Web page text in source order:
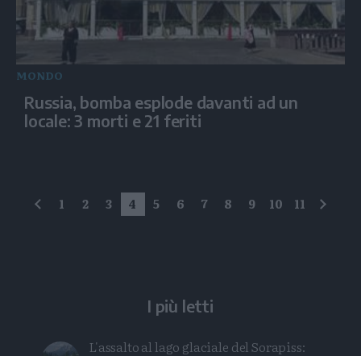
MONDO
Russia, bomba esplode davanti ad un
locale: 3 morti e 21 feriti
precedente
1 2 3 4 5 6 7 8 9 10 11
I più letti
L'assalto al lago glaciale del Sorapiss: